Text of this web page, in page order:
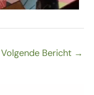
Volgende Bericht →